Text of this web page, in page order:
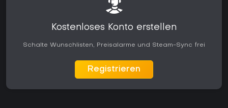
Kostenloses Konto erstellen
Schalte Wunschlisten, Preisalarme und Steam-Sync frei
Registrieren